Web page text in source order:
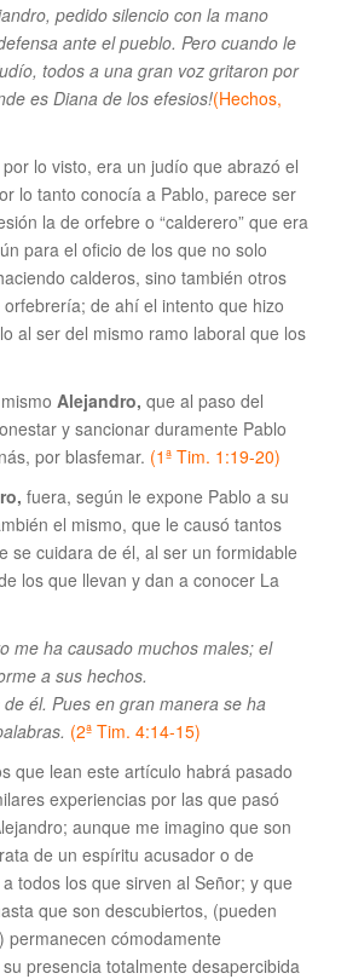
pedido silencio con la mano
ante el pueblo. Pero cuando le
todos a una gran voz gritaron por
es Diana de los efesios!(Hechos,
lo visto, era un judío que abrazó el
lo tanto conocía a Pablo, parece ser
la de orfebre o “calderero” que era
para el oficio de los que no solo
calderos, sino también otros
de ahí el intento que hizo
al ser del mismo ramo laboral que los
Alejandro, que al paso del
y sancionar duramente Pablo
por blasfemar. (1ª Tim. 1:19-20)
fuera, según le expone Pablo a su
el mismo, que le causó tantos
se cuidara de él, al ser un formidable
los que llevan y dan a conocer La
me ha causado muchos males; el
a sus hechos.
él. Pues en gran manera se ha
(2ª Tim. 4:14-15)
que lean este artículo habrá pasado
experiencias por las que pasó
aunque me imagino que son
de un espíritu acusador o de
todos los que sirven al Señor; y que
que son descubiertos, (pueden
permanecen cómodamente
presencia totalmente desapercibida